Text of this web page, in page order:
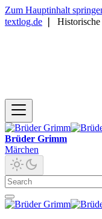
Zum Hauptinhalt
textlog.de
Brüder Grimm
Märchen